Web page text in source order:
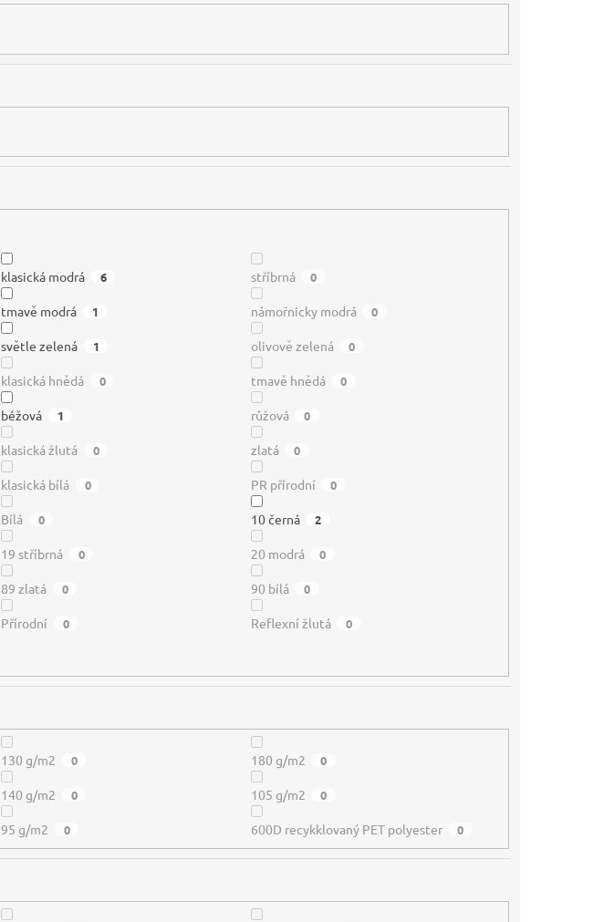
klasická modrá 6 stříbrná 0
tmavě modrá 1 námořnicky modrá 0
světle zelená 1 olivově zelená 0
klasická hnědá 0 tmavě hnědá 0
béžová 1 růžová 0
klasická žlutá 0 zlatá 0
klasická bílá 0 PR přírodní 0
Bílá 0 10 černá 2
19 stříbrná 0 20 modrá 0
89 zlatá 0 90 bílá 0
Přírodní 0 Reflexní žlutá 0
130 g/m2 0 180 g/m2 0
140 g/m2 0 105 g/m2 0
95 g/m2 0 600D recykklovaný PET polyester 0